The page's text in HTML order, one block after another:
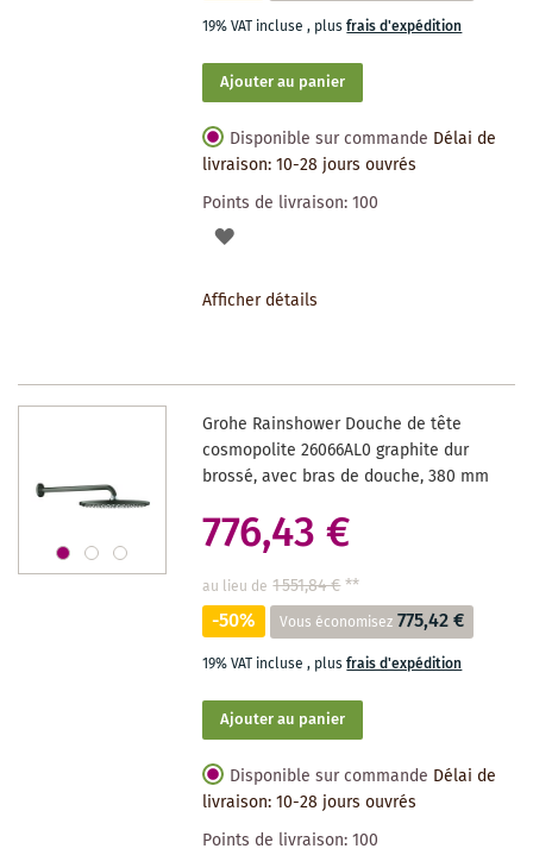
19% VAT incluse, plusfrais d'expédition
Ajouter au panier
Disponible sur commande Délai de
livraison: 10-28 jours ouvrés
Points de livraison:100
AJOUTER
SOUHAITS
Afficher détails
Grohe Rainshower Douche de tête
cosmopolite 26066AL0 graphite dur
brossé, avec bras de douche, 380 mm
776,43 €
au lieu de 1 551,84 €**
-50% Vous économisez 775,42 €
19% VAT incluse, plusfrais d'expédition
Ajouter au panier
Disponible sur commande Délai de
livraison: 10-28 jours ouvrés
Points de livraison:100